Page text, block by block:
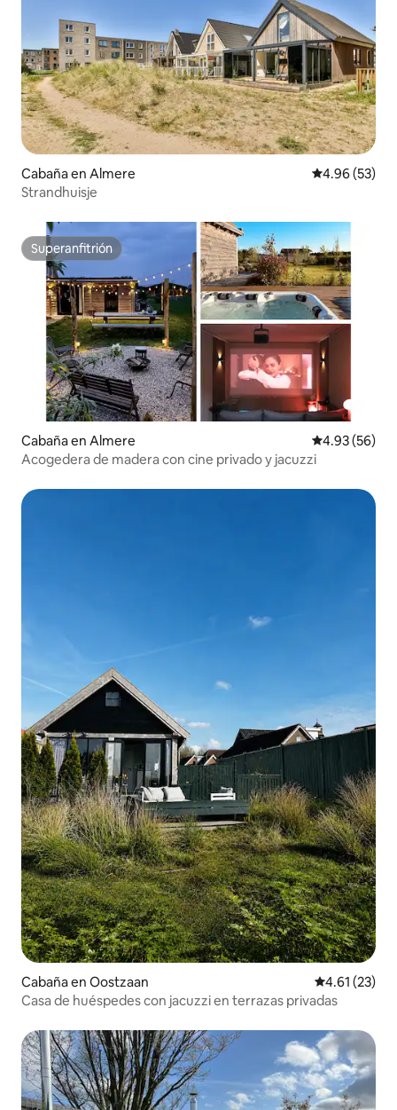
Cabaña en Almere Calificación
4.96 (53)
Strandhuisje
Superanfitrión
Superanfitrión
Cabaña en Almere Calificación
4.93 (56)
Acogedera de madera con cine privado y jacuzzi
Cabaña en Oostzaan Calificación
4.61 (23)
Casa de huéspedes con jacuzzi en terrazas privadas